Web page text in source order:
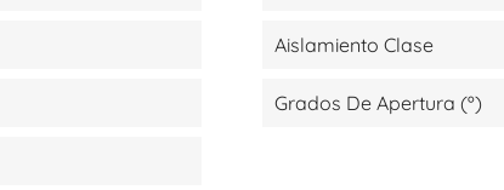
Aislamiento Clase
Grados De Apertura (º)